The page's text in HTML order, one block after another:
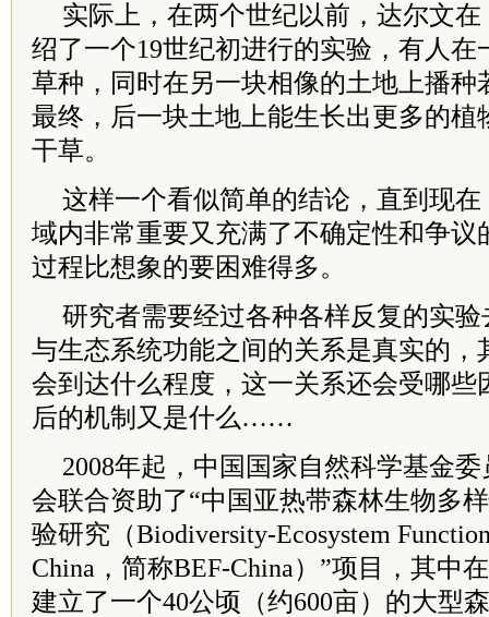
实际上，在两个世纪以前，达尔文
绍了一个19世纪初进行的实验，有人在
草种，同时在另一块相像的土地上播种
最终，后一块土地上能生长出更多的植
干草。
这样一个看似简单的结论，直到现
域内非常重要又充满了不确定性和争议
过程比想象的要困难得多。
研究者需要经过各种各样反复的实
与生态系统功能之间的关系是真实的，
会到达什么程度，这一关系还会受哪些
后的机制又是什么……
2008年起，中国国家自然科学基金
会联合资助了“中国亚热带森林生物多
验研究（Biodiversity-Ecosystem
China，简称BEF-China）”项目，其中
建立了一个40公顷（约600亩）的大型